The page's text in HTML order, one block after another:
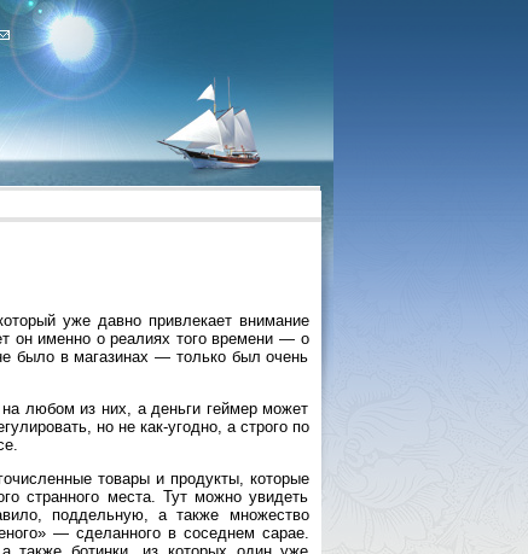
уже давно привлекает внимание
он именно о реалиях того времени — о
было в магазинах — только был очень
любом из них, а деньги геймер может
но не как-угодно, а строго по
товары и продукты, которые
странного места. Тут можно увидеть
поддельную, а также множество
— сделанного в соседнем сарае.